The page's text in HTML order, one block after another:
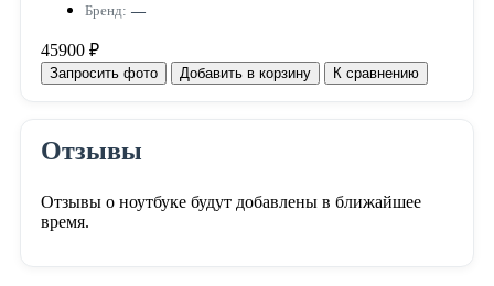
Бренд: —
45900 ₽
Запросить фото Добавить в корзину К сравнению
Отзывы
Отзывы о ноутбуке будут добавлены в ближайшее
время.